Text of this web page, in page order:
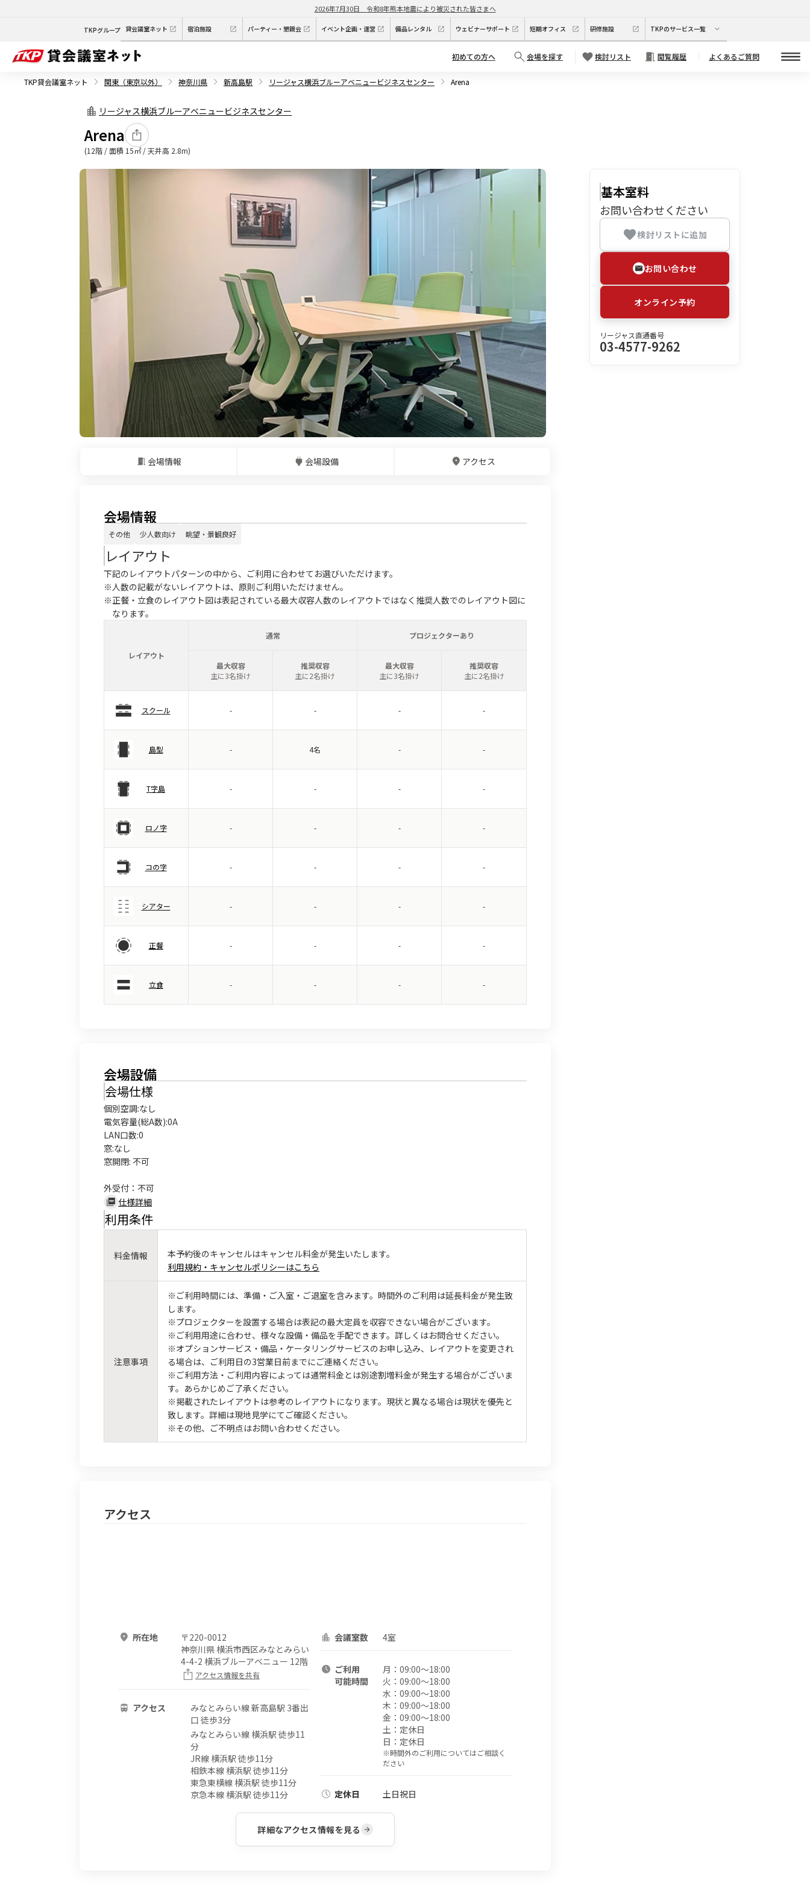
2026年7月30日 令和8年熊本地震により被災された皆さまへ
TKPグループ 貸会議室ネット 宿泊施設 パーティー・懇親会 イベント企画・運営 備品レンタル ウェビナーサポート 短期オフィス 研修施設 TKPのサービス一覧
初めての方へ 会場を探す 検討リスト 閲覧履歴 よくあるご質問
TKP貸会議室ネット 関東（東京以外） 神奈川県 新高島駅 リージャス横浜ブルーアベニュービジネスセンター Arena
リージャス横浜ブルーアベニュービジネスセンター
Arena
(12階 / 面積 15㎡ / 天井高 2.8m)
会場情報 会場設備 アクセス
会場情報
その他 少人数向け 眺望・景観良好
レイアウト
下記のレイアウトパターンの中から、ご利用に合わせてお選びいただけます。
※人数の記載がないレイアウトは、原則ご利用いただけません。
※正餐・立食のレイアウト図は表記されている最大収容人数のレイアウトではなく推奨人数でのレイアウト図に
なります。
レイアウト
通常 プロジェクターあり
最大収容
主に3名掛け
推奨収容
主に2名掛け
最大収容
主に3名掛け
推奨収容
主に2名掛け
スクール - - - -
島型 - 4名 - -
T字島 - - - -
ロノ字 - - - -
コの字 - - - -
シアター - - - -
正餐 - - - -
立食 - - - -
会場設備
会場仕様
個別空調:なし
電気容量(総A数):0A
LAN口数:0
窓:なし
窓開閉: 不可
外受付：不可
仕様詳細
利用条件
料金情報
本予約後のキャンセルはキャンセル料金が発生いたします。
利用規約・キャンセルポリシーはこちら
注意事項
※ご利用時間には、準備・ご入室・ご退室を含みます。時間外のご利用は延長料金が発生致
します。
※プロジェクターを設置する場合は表記の最大定員を収容できない場合がございます。
※ご利用用途に合わせ、様々な設備・備品を手配できます。詳しくはお問合せください。
※オプションサービス・備品・ケータリングサービスのお申し込み、レイアウトを変更され
る場合は、ご利用日の3営業日前までにご連絡ください。
※ご利用方法・ご利用内容によっては通常料金とは別途割増料金が発生する場合がございま
す。あらかじめご了承ください。
※掲載されたレイアウトは参考のレイアウトになります。現状と異なる場合は現状を優先と
致します。詳細は現地見学にてご確認ください。
※その他、ご不明点はお問い合わせください。
アクセス
所在地 〒220-0012
神奈川県 横浜市西区みなとみらい
4-4-2 横浜ブルーアベニュー 12階
アクセス情報を共有
アクセス
みなとみらい線 新高島駅 3番出
口 徒歩3分
みなとみらい線 横浜駅 徒歩11
分
JR線 横浜駅 徒歩11分
相鉄本線 横浜駅 徒歩11分
東急東横線 横浜駅 徒歩11分
京急本線 横浜駅 徒歩11分
会議室数 4室
ご利用
可能時間
月： 09:00〜18:00
火： 09:00〜18:00
水： 09:00〜18:00
木： 09:00〜18:00
金： 09:00〜18:00
土： 定休日
日： 定休日
※時間外のご利用についてはご相談く
ださい
定休日 土日祝日
詳細なアクセス情報を見る
基本室料
お問い合わせください
検討リストに追加
お問い合わせ
オンライン予約
リージャス直通番号
03-4577-9262